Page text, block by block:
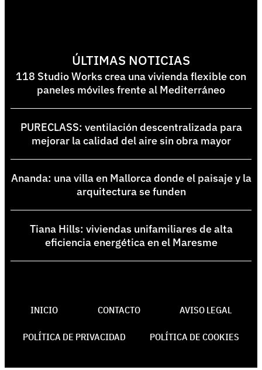
ÚLTIMAS NOTICIAS
118 Studio Works crea una vivienda flexible con
paneles móviles frente al Mediterráneo
PURECLASS: ventilación descentralizada para
mejorar la calidad del aire sin obra mayor
Ananda: una villa en Mallorca donde el paisaje y la
arquitectura se funden
Tiana Hills: viviendas unifamiliares de alta
eficiencia energética en el Maresme
INICIO CONTACTO AVISO LEGAL
POLÍTICA DE PRIVACIDAD POLÍTICA DE COOKIES